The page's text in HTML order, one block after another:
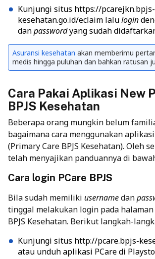
Kunjungi situs https://pcarejkn.bpjs-
kesehatan.go.id/eclaim lalulogin
danpasswordyang sudah
Asuransi kesehatan akan memberimu
medis hingga puluhan dan bahkan ratusan
Cara Pakai Aplikasi New
BPJS Kesehatan
Beberapa orang mungkin belum
bagaimana cara menggunakan
(Primary Care BPJS Kesehatan). Oleh
telah menyajikan panduannya di
Cara login PCare BPJS
Bila sudah memiliki usernamedan
tinggal melakukan login pada halaman
BPJS Kesehatan. Berikut langkah-
Kunjungi situs http://pcare.bpjs-
atau unduh aplikasi PCare di